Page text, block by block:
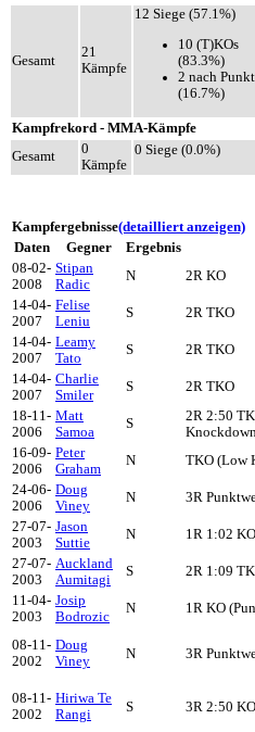
Gesamt
21
Kämpfe
12 Siege (57.1%)
10 (T)KOs
(83.3%)
2 nach
(16.7%)
Kampfrekord - MMA-Kämpfe
Gesamt
0
Kämpfe
0 Siege (0.0%)
Kampfergebnisse(detailliert anzeigen)
Daten
Gegner Ergebnis
08-02-
2008
Stipan
Radic
N 2R KO
14-04-
2007
Felise
Leniu
S 2R TKO
14-04-
2007
Leamy
Tato
S 2R TKO
14-04-
2007
Charlie
Smiler
S 2R TKO
18-11-
2006
Matt
Samoa
S
2R 2:50
16-09-
2006
Peter
Graham
N TKO (Low
24-06-
2006
Doug
Viney
N 3R
27-07-
2003
Jason
Suttie
N 1R 1:02
27-07-
2003
Auckland
Aumitagi
S 2R 1:09
11-04-
2003
Josip
Bodrozic
N 1R KO
08-11-
2002
Doug
Viney
N 3R
08-11-
2002
Hiriwa Te
Rangi
S 3R 2:50 KO